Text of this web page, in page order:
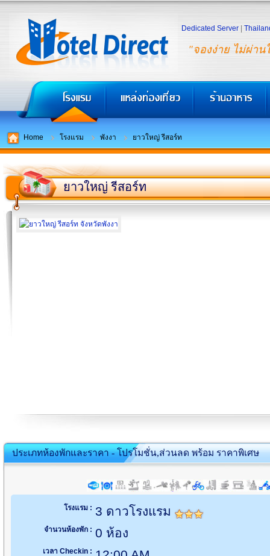
"จองง่าย ไม่ผ่าน
Dedicated Server
Home โรงแรม พังงา ยาวใหญ่ รีสอร์ท
ยาวใหญ่ รีสอร์ท
ประเภทห้องพักและราคา - โปรโมชั่น,ส่วนลด พร้อม ราคาพิเศษ
โรงแรม : 3 ดาวโรงแรม
จำนวนห้องพัก : 0 ห้อง
เวลา Checkin :